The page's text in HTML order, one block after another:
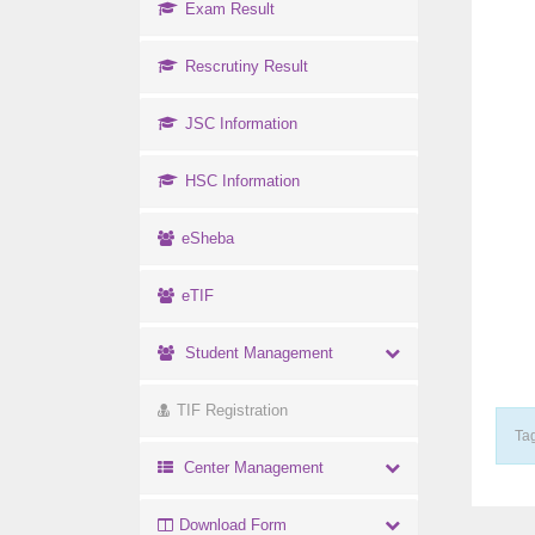
Exam Result
Rescrutiny Result
JSC Information
HSC Information
eSheba
eTIF
Student Management
TIF Registration
Center Management
Download Form